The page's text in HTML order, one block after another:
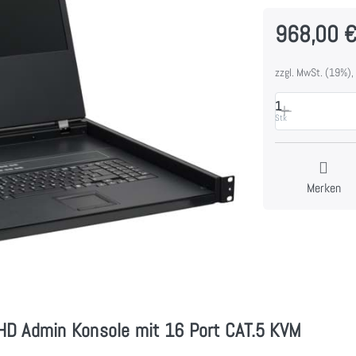
968,00
zzgl. MwSt.
1
Stk
Merken
Admin Konsole mit 16 Port CAT.5 KVM